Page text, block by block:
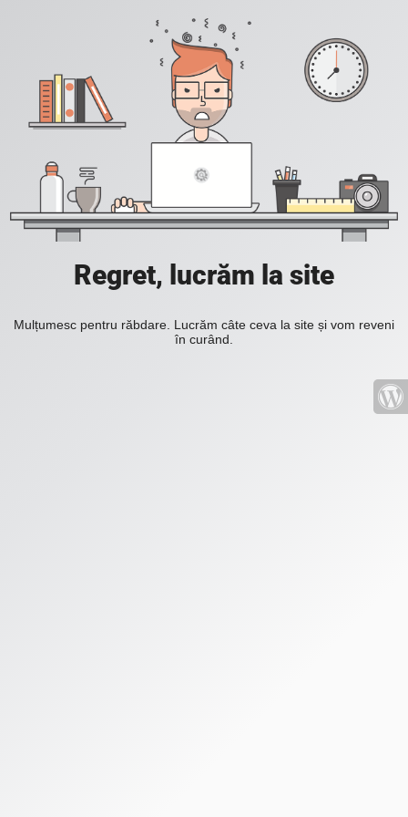
Regret, lucrăm la site
Mulțumesc pentru răbdare. Lucrăm câte ceva la site și vom reveni
în curând.